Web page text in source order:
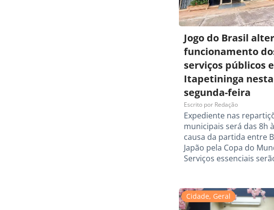
Jogo do Brasil
funcionamento
serviços públicos
Itapetininga nesta
segunda-feira
Escrito por Redação
Expediente nas
municipais será das 8h
causa da partida entre
Japão pela Copa do
Serviços essenciais
Cidade, Geral